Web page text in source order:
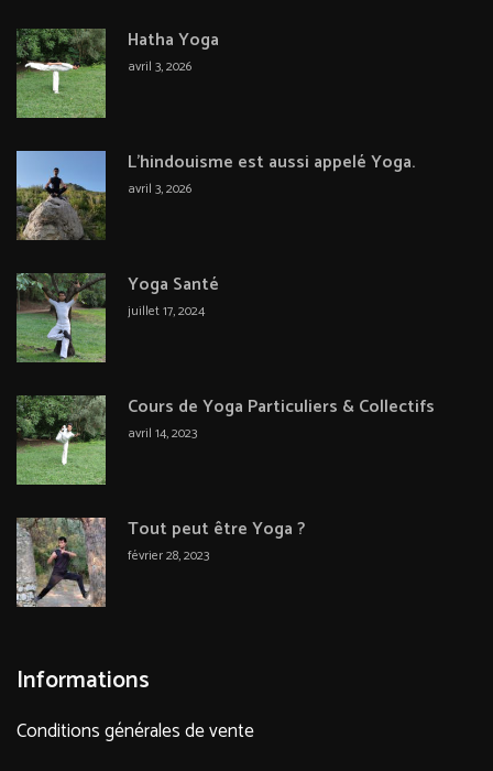
Hatha Yoga
avril 3, 2026
L’hindouisme est aussi appelé Yoga.
avril 3, 2026
Yoga Santé
juillet 17, 2024
Cours de Yoga Particuliers & Collectifs
avril 14, 2023
Tout peut être Yoga ?
février 28, 2023
Informations
Conditions générales de vente